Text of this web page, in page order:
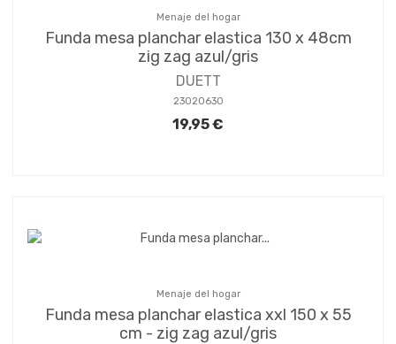
Menaje del hogar
Funda mesa planchar elastica 130 x 48cm
zig zag azul/gris
DUETT
23020630
19,95 €
Menaje del hogar
Funda mesa planchar elastica xxl 150 x 55
cm - zig zag azul/gris